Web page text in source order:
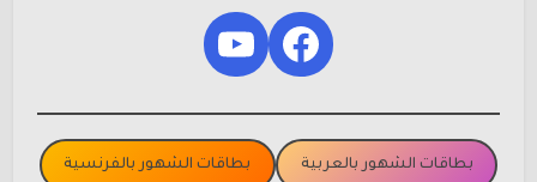
Facebook
YouTube
بطاقات الشهور بالعربية بطاقات الشهور بالفرنسية